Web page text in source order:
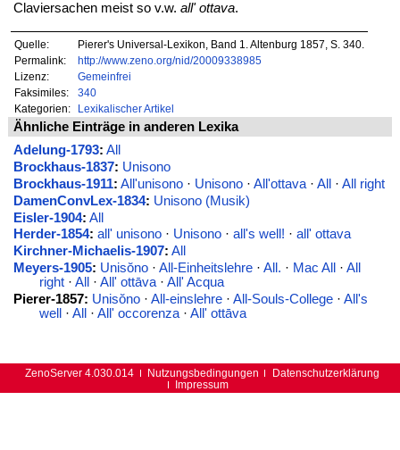
Claviersachen meist so v.w. all' ottava.
Quelle:
Pierer's Universal-Lexikon, Band 1. Altenburg 1857, S. 340.
Permalink:
http://www.zeno.org/nid/20009338985
Lizenz:
Gemeinfrei
Faksimiles:
340
Kategorien:
Lexikalischer Artikel
Ähnliche Einträge in anderen Lexika
Adelung-1793: All
Brockhaus-1837: Unisono
Brockhaus-1911: All'unisono· Unisono· All'ottava· All · All right
DamenConvLex-1834: Unisono (Musik)
Eisler-1904: All
Herder-1854: all' unisono· Unisono· all's well! · all' ottava
Kirchner-Michaelis-1907: All
Meyers-1905: Unisŏno· All-Einheitslehre· All. · Mac All · All
right· All · All' ottāva· All' Acqua
Pierer-1857: Unisŏno· All-einslehre· All-Souls-College· All's
well
· All · All' occorenza· All' ottāva
ZenoServer 4.030.014 Nutzungsbedingungen
Datenschutzerklärung
Impressum